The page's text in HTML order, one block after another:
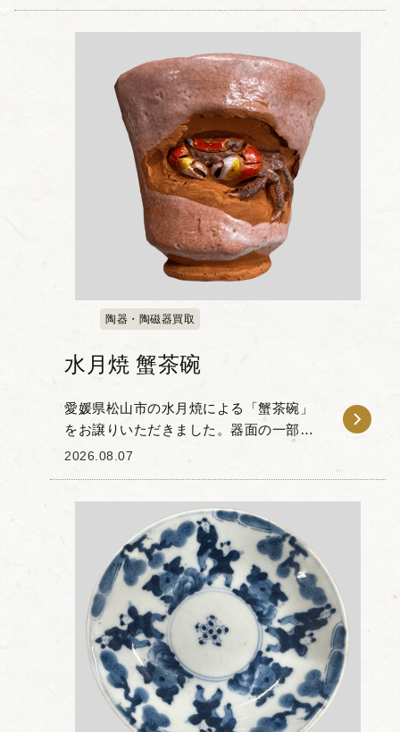
陶器・陶磁器買取
水月焼 蟹茶碗
愛媛県松山市の水月焼による「蟹茶碗」
をお譲りいただきました。器面の一部を
削り取った造形の中に、繊細な蟹の立体
知られ、甲羅の色...
2026.08.07